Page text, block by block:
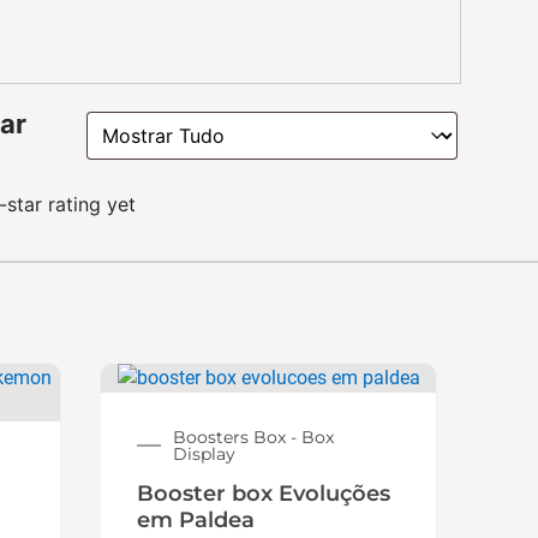
star rating yet
Boosters Box - Box
Display
Booster box Evoluções
em Paldea